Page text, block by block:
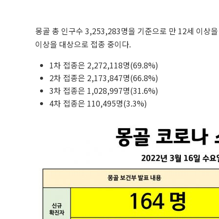
몽골 총 인구수 3,253,283명을 기준으로 만 12세 이상
이상을 대상으로 접종 중이다.
1차 접종은 2,272,118명(69.8%)
2차 접종은 2,173,847명(66.8%)
3차 접종은 1,028,997명(31.6%)
4차 접종은 110,495명(3.3%)